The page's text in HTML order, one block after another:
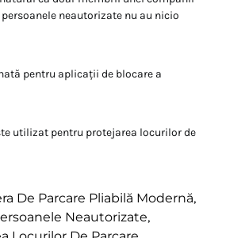
neautorizate nu au nicio
pentru aplicații de blocare a
utilizat pentru protejarea locurilor de
De Parcare Pliabilă Modernă,
Neautorizate,